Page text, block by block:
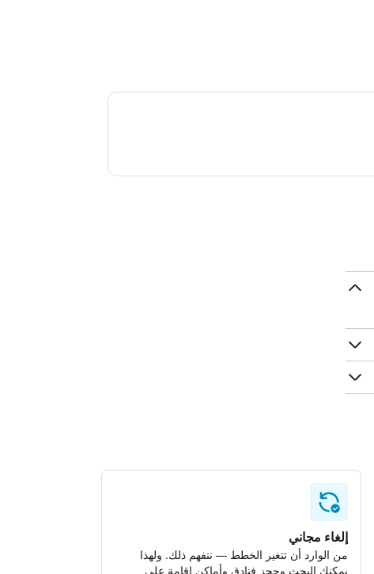
إلغاء مجاني
من الوارد أن تتغير الخطط — نتفهم ذلك. ولهذا
يمكنك البحث وحجز فنادق وأماكن إقامة على